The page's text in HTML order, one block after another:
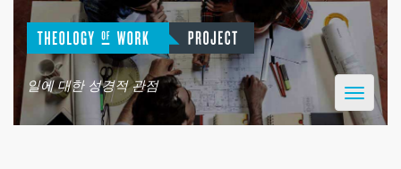
일에 대한 성경적 관점
Toggle